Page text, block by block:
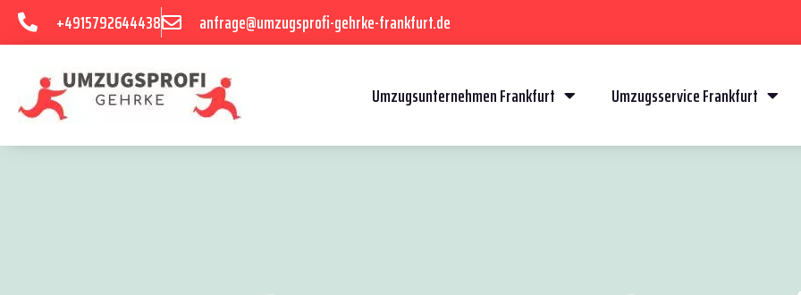
+4915792644438 anfrage@umzugsprofi-gehrke-frankfurt.de
Umzugsunternehmen Frankfurt Umzugsservice Frankfurt